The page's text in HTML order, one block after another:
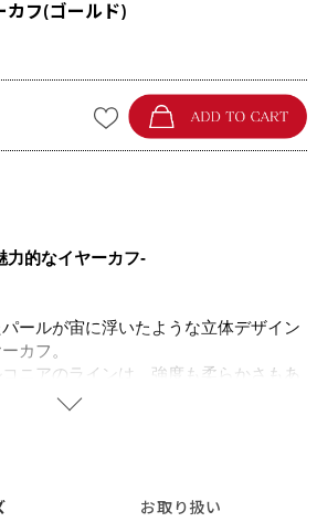
カフ(ゴールド)
力的なイヤーカフ-
ールが宙に浮いたような立体デザイン
カフ。
ニアのラインは、強度も柔らかさもあ
のあるデザインながら軽く、ストレス
ん、カジュアルからキレイめなスタイ
お取り扱い